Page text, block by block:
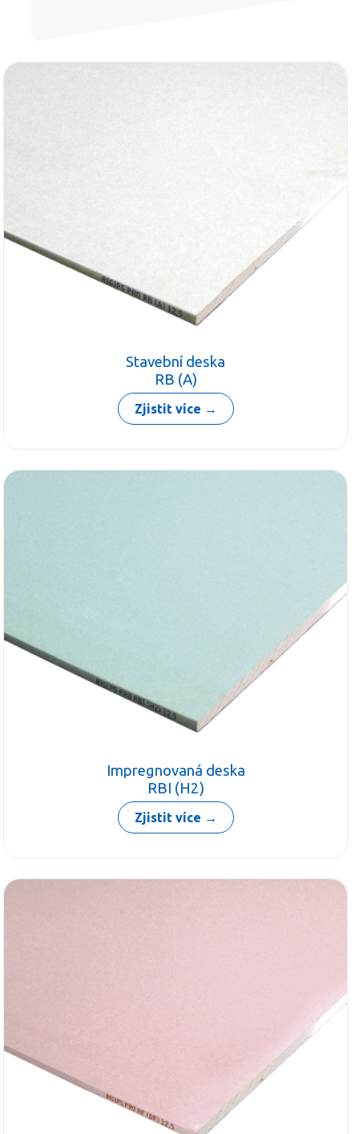
Stavební deska
RB (A)
Zjistit více
Impregnovaná deska
RBI (H2)
Zjistit více